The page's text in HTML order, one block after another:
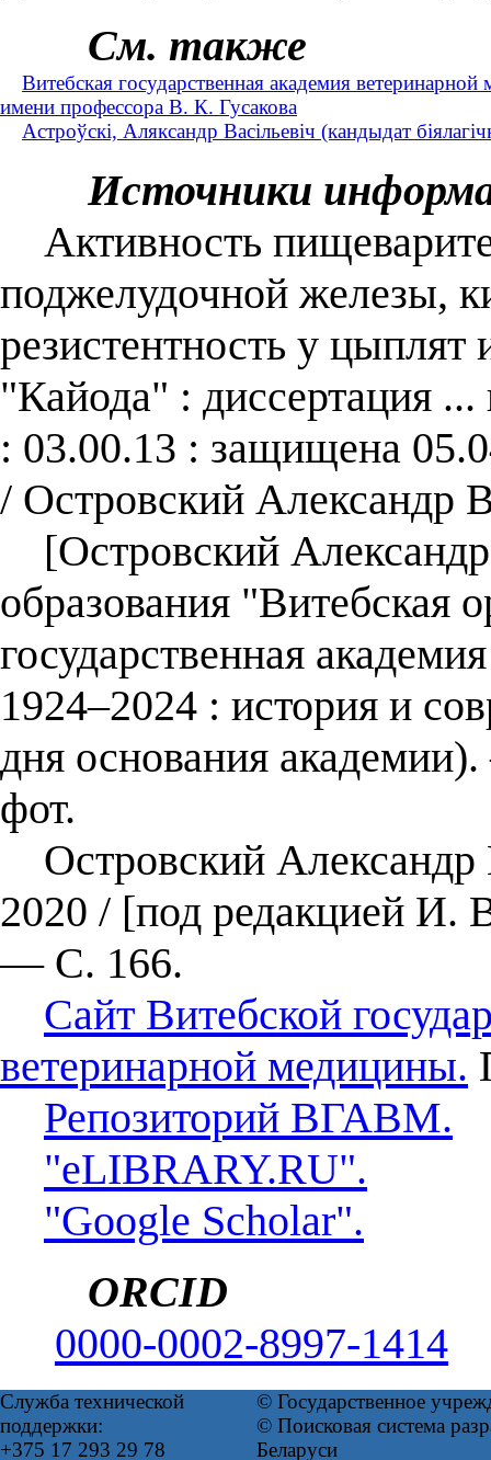
См. также
Витебская государственная академия
имени профессора В. К. Гусакова
Астроўскі, Аляксандр Васільевіч (кандыдат
Источники
Активность
поджелудочной железы,
резистентность у цыплят
"Кайода" : диссертация ...
: 03.00.13 : защищена
/ Островский Александр
[Островский
образования "Витебская
государственная
1924–2024 : история и
дня основания
фот.
Островский Александр
2020 / [под редакцией
— С. 166.
Сайт Витебской
ветеринарной медицины.
Репозиторий ВГАВМ.
"eLIBRARY.RU".
"Google Scholar".
ORCID
0000-0002-8997-1414
Служба технической
поддержки:
+375 17 293 29 78
© Государственное
© Поисковая система
Беларуси